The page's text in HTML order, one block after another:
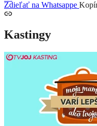
Zdieľať na Whatsappe
Kastingy